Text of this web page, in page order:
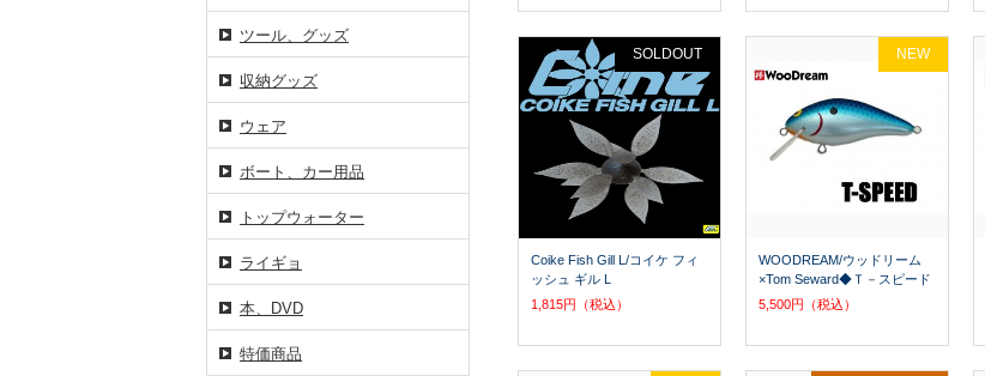
ツール、グッズ
収納グッズ
ウェア
ボート、カー用品
トップウォーター
ライギョ
本、DVD
特価商品
Coike Fish Gill L/コイケ フィ
ッシュ ギル L
1,815円（税込）
SOLDOUT
WOODREAM/ウッドリーム
×Tom Seward◆Ｔ－スピード
5,500円（税込）
NEW